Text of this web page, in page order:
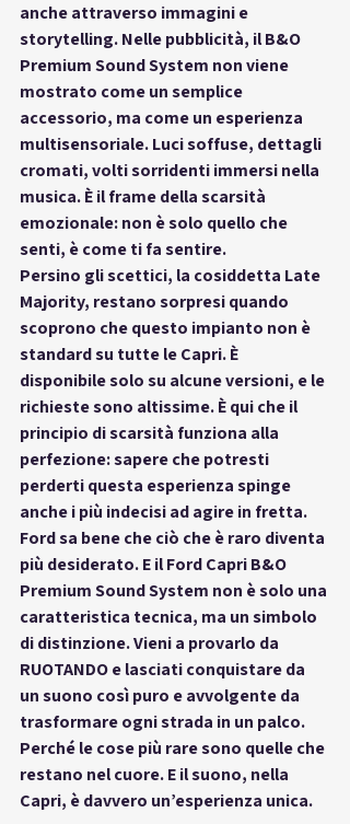
anche attraverso immagini e
storytelling. Nelle pubblicità, il B&O
Premium Sound System non viene
mostrato come un semplice
accessorio, ma come un esperienza
multisensoriale. Luci soffuse, dettagli
cromati, volti sorridenti immersi nella
musica. È il frame della scarsità
emozionale: non è solo quello che
senti, è come ti fa sentire.
Persino gli scettici, la cosiddetta Late
Majority, restano sorpresi quando
scoprono che questo impianto non è
standard su tutte le Capri. È
disponibile solo su alcune versioni, e le
richieste sono altissime. È qui che il
principio di scarsità funziona alla
perfezione: sapere che potresti
perderti questa esperienza spinge
anche i più indecisi ad agire in fretta.
Ford sa bene che ciò che è raro diventa
più desiderato. E il Ford Capri B&O
Premium Sound System non è solo una
caratteristica tecnica, ma un simbolo
di distinzione. Vieni a provarlo da
RUOTANDO e lasciati conquistare da
un suono così puro e avvolgente da
trasformare ogni strada in un palco.
Perché le cose più rare sono quelle che
restano nel cuore. E il suono, nella
Capri, è davvero un’esperienza unica.